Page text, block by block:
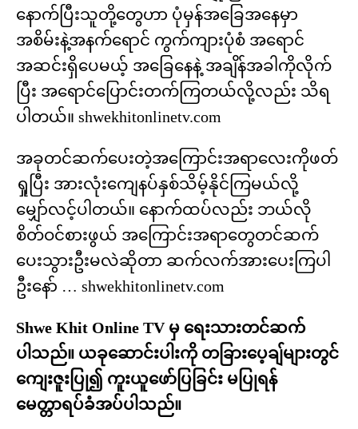
နောက်ပြီးသူတို့တွေဟာ ပုံမှန်အခြေအနေမှာ
အစိမ်းနဲ့အနက်ရောင် ကွက်ကျားပုံစံ အရောင်
အဆင်းရှိပေမယ့် ​အခြေနေနဲ့ အချိန်အခါကိုလိုက်
ပြီး အရောင်ပြောင်းတက်ကြတယ်လို့လည်း သိရ
ပါတယ်။ shwekhitonlinetv.com
အခုတင်ဆက်ပေးတဲ့အကြောင်းအရာလေးကိုဖတ်
ရှုပြီး အားလုံးကျေနပ်နှစ်သိမ့်နိုင်ကြမယ်လို့
မျှော်လင့်ပါတယ်။ နောက်ထပ်လည်း ဘယ်လို
စိတ်ဝင်စားဖွယ် အကြောင်းအရာတွေတင်ဆက်
ပေးသွားဦးမလဲဆိုတာ ဆက်လက်အားပေးကြပါ
ဦးနော် … shwekhitonlinetv.com
Shwe Khit Online TV မှ ရေးသားတင်ဆက်
ပါသည်။ ယခုဆောင်းပါးကို တခြားပေ့ချ်များတွင်
ကျေးဇူးပြု၍ ကူးယူဖော်ပြခြင်း မပြုရန်
မေတ္တာရပ်ခံအပ်ပါသည်။